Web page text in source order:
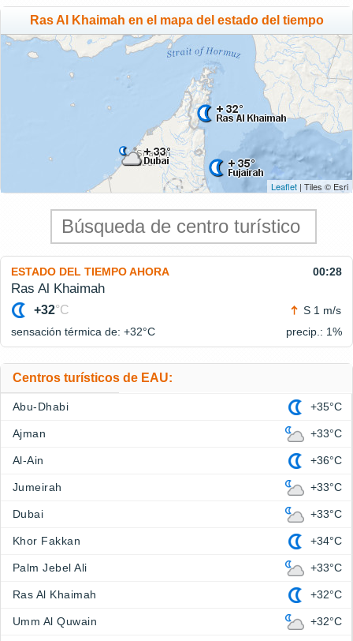
Ras Al Khaimah en el mapa del estado del tiempo
Leaflet | Tiles © Esri
ESTADO DEL TIEMPO AHORA 00:28
Ras Al Khaimah
+32°C
S 1 m/s
sensación térmica de: +32°C precip.: 1%
Centros turísticos de EAU:
Abu-Dhabi +35°C
Ajman +33°C
Al-Ain +36°C
Jumeirah +33°C
Dubai +33°C
Khor Fakkan +34°C
Palm Jebel Ali +33°C
Ras Al Khaimah +32°C
Umm Al Quwain +32°C